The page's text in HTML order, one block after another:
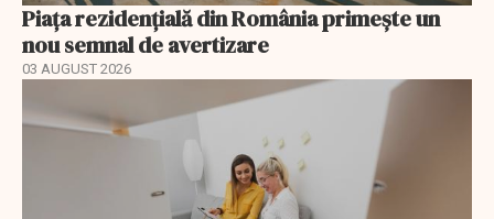
Piața rezidențială din România primește un
nou semnal de avertizare
03 AUGUST 2026